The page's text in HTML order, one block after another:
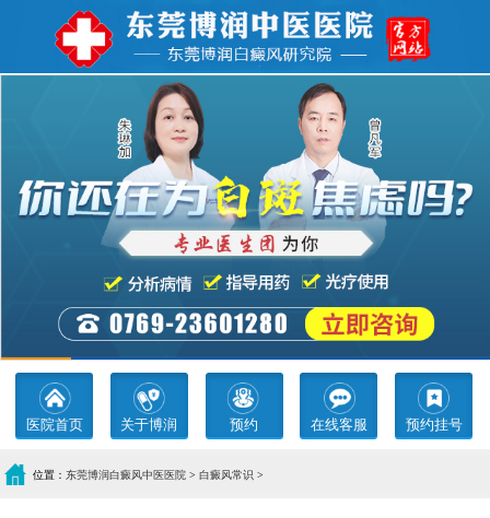
医院首页 关于博润 预约 在线客服 预约挂号
位置： 东莞博润白癜风中医医院 > 白癜风常识 >